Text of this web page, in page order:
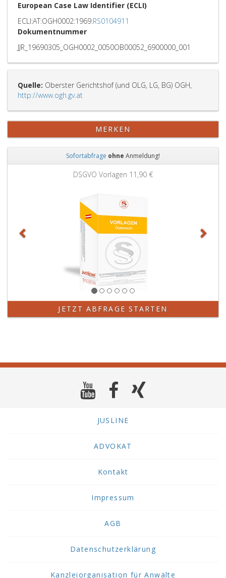
European Case Law Identifier (ECLI)
ECLI:AT:OGH0002:1969:RS0104911
Dokumentnummer
JJR_19690305_OGH0002_0050OB00052_6900000_001
Quelle: Oberster Gerichtshof (und OLG, LG, BG) OGH,
http://www.ogh.gv.at
MERKEN
Sofortabfrage ohne Anmeldung!
DSGVO Vorlagen 11,90 €
JETZT ABFRAGE STARTEN
JUSLINE
ADVOKAT
Kontakt
Impressum
AGB
Datenschutzerklärung
Kanzleiorganisation für Anwälte